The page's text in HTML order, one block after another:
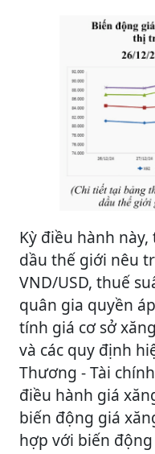
Kỳ điều hành
dầu thế giới nêu
VND/USD, thuế
quân gia quyền
tính giá cơ sở
và các quy định
Thương - Tài
điều hành giá
biến động giá
hợp với biến